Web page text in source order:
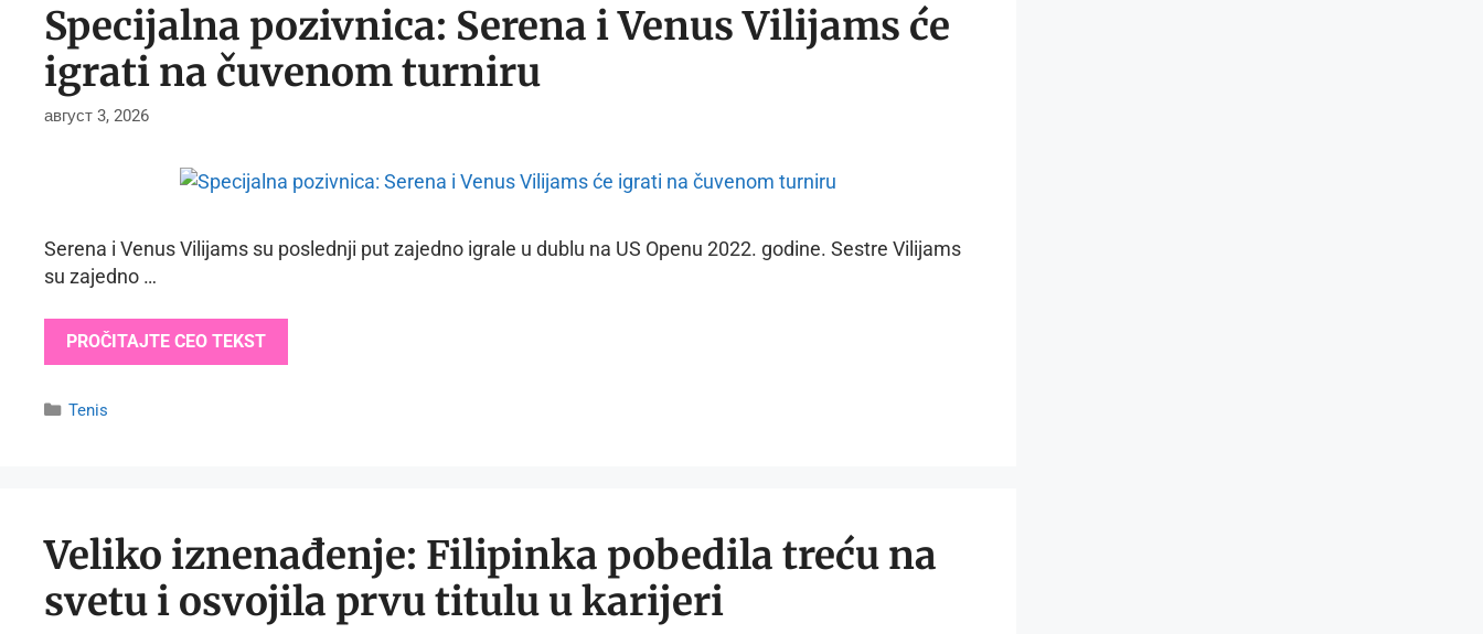
Specijalna pozivnica: Serena i Venus Vilijams će
igrati na čuvenom turniru
август 3, 2026
Serena i Venus Vilijams su poslednji put zajedno igrale u dublu na US Openu 2022. godine. Sestre Vilijams
su zajedno …
PROČITAJTE CEO TEKST
Categories
Tenis
Veliko iznenađenje: Filipinka pobedila treću na
svetu i osvojila prvu titulu u karijeri